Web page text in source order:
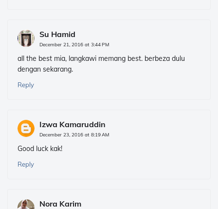
Su Hamid
December 21, 2016 at 3:44 PM
all the best mia, langkawi memang best. berbeza dulu
dengan sekarang.
Reply
Izwa Kamaruddin
December 23, 2016 at 8:19 AM
Good luck kak!
Reply
Nora Karim